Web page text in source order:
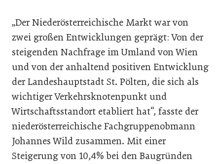
„Der Niederösterreichische Markt war von
zwei großen Entwicklungen geprägt: Von der
steigenden Nachfrage im Umland von Wien
und von der anhaltend positiven Entwicklung
der Landeshauptstadt St. Pölten, die sich als
wichtiger Verkehrsknotenpunkt und
Wirtschaftsstandort etabliert hat“, fasste der
niederösterreichische Fachgruppenobmann
Johannes Wild zusammen. Mit einer
Steigerung von 10,4% bei den Baugründen